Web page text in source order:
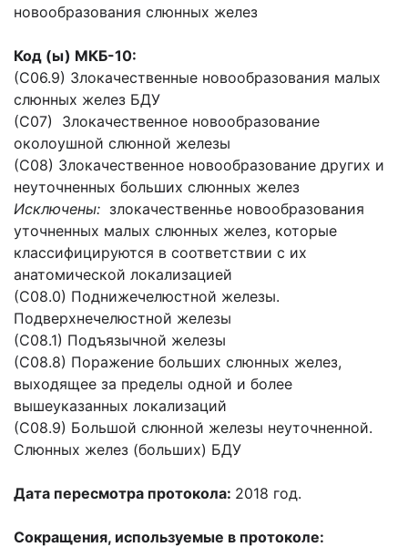
новообразования слюнных желез
Код (ы) МКБ-10:
(С06.9) Злокачественные новообразования малых
слюнных желез БДУ
(С07) Злокачественное новообразование
околоушной слюнной железы
(С08) Злокачественное новообразование других и
неуточненных больших слюнных желез
Исключены: злокачественнье новообразования
уточненных малых слюнных желез, которые
классифицируются в соответствии с их
анатомической локализацией
(С08.0) Поднижечелюстной железы.
Подверхнечелюстной железы
(С08.1) Подъязычной железы
(С08.8) Поражение больших слюнных желез,
выходящее за пределы одной и более
вышеуказанных локализаций
(С08.9) Большой слюнной железы неуточненной.
Слюнных желез (больших) БДУ
Дата пересмотра протокола: 2018 год.
Сокращения, используемые в протоколе: